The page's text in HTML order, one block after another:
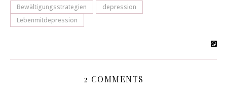
Bewältigungsstrategien
depression
Lebenmitdepression
2 COMMENTS